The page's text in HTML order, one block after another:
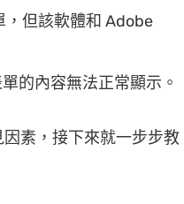
，但該軟體和 Adobe
的內容無法正常顯示。
素，接下來就一步步教